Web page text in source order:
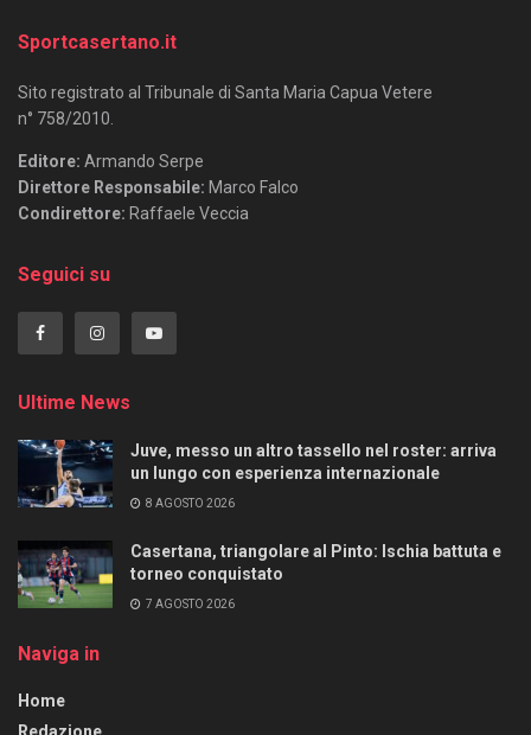
Sportcasertano.it
Sito registrato al Tribunale di Santa Maria Capua Vetere
n° 758/2010.
Editore: Armando Serpe
Direttore Responsabile: Marco Falco
Condirettore: Raffaele Veccia
Seguici su
Ultime News
Juve, messo un altro tassello nel roster: arriva
un lungo con esperienza internazionale
8 AGOSTO 2026
Casertana, triangolare al Pinto: Ischia battuta e
torneo conquistato
7 AGOSTO 2026
Naviga in
Home